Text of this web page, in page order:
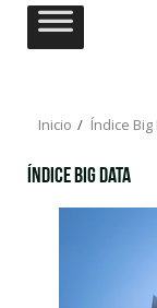
Saltar
Inicio Índice Big
Índice Big Data